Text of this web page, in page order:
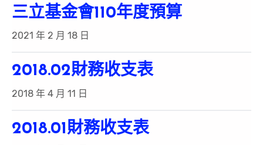
三立基金會110年度預算
2021 年 2 月 18 日
2018.02財務收支表
2018 年 4 月 11 日
2018.01財務收支表